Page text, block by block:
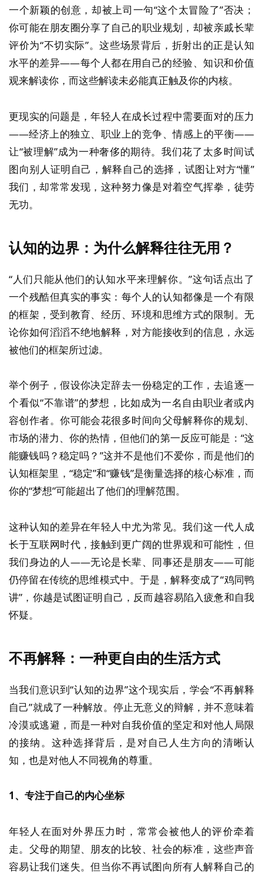
一个新颖的创意，却被上司一句“这个太冒险了”否决；
你可能在朋友圈分享了自己的职业规划，却被亲戚长辈
评价为“不切实际”。这些场景背后，折射出的正是认知
水平的差异——每个人都在用自己的经验、知识和价值
观来解读你，而这些解读未必能真正触及你的内核。
更现实的问题是，年轻人在成长过程中需要面对的压力
——经济上的独立、职业上的竞争、情感上的平衡——
让“被理解”成为一种奢侈的期待。我们花了太多时间试
图向别人证明自己，解释自己的选择，试图让对方“懂”
我们，却常常发现，这种努力像是对着空气挥拳，徒劳
无功。
认知的边界：为什么解释往往无用？
“人们只能从他们的认知水平来理解你。”这句话点出了
一个残酷但真实的事实：每个人的认知都像是一个有限
的框架，受到教育、经历、环境和思维方式的限制。无
论你如何滔滔不绝地解释，对方能接收到的信息，永远
被他们的框架所过滤。
举个例子，假设你决定辞去一份稳定的工作，去追逐一
个看似“不靠谱”的梦想，比如成为一名自由职业者或内
容创作者。你可能会花很多时间向父母解释你的规划、
市场的潜力、你的热情，但他们的第一反应可能是：“这
能赚钱吗？稳定吗？”这并不是他们不爱你，而是他们的
认知框架里，“稳定”和“赚钱”是衡量选择的核心标准，而
你的“梦想”可能超出了他们的理解范围。
这种认知的差异在年轻人中尤为常见。我们这一代人成
长于互联网时代，接触到更广阔的世界观和可能性，但
我们身边的人——无论是长辈、同事还是朋友——可能
仍停留在传统的思维模式中。于是，解释变成了“鸡同鸭
讲”，你越是试图证明自己，反而越容易陷入疲惫和自我
怀疑。
不再解释：一种更自由的生活方式
当我们意识到“认知的边界”这个现实后，学会“不再解释
自己”就成了一种解放。停止无意义的辩解，并不意味着
冷漠或逃避，而是一种对自我价值的坚定和对他人局限
的接纳。这种选择背后，是对自己人生方向的清晰认
知，也是对他人不同视角的尊重。
1、专注于自己的内心坐标
年轻人在面对外界压力时，常常会被他人的评价牵着
走。父母的期望、朋友的比较、社会的标准，这些声音
容易让我们迷失。但当你不再试图向所有人解释自己的